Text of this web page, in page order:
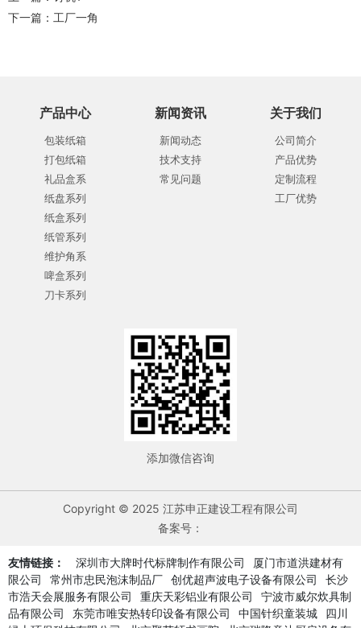
下一篇： 工厂一角
产品中心
包装纸箱
打包纸箱
礼品盒系
纸盘系列
纸盒系列
纸管系列
维护角系
啤盒系列
刀卡系列
新闻资讯
新闻动态
技术支持
常见问题
关于我们
公司简介
产品优势
定制流程
工厂优势
添加微信咨询
Copyright © 2025 江苏申正建设工程有限公司
备案号：
友情链接： 深圳市大牌时代标牌制作有限公司
厦门市道洪建材有
限公司
常州市忠民泡沫制品厂 创优超声波电子设备有限公司
长沙
市浩天会展服务有限公司
重庆天彩铝业有限公司
宁波市威尔炊具制
品有限公司
东莞市唯安热转印设备有限公司 中国针织童装城
四川